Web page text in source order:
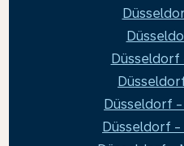
Düsseldorf
Düsseldorf
Düsseldorf -